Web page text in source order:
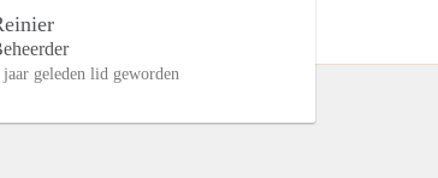
jaar geleden lid geworden